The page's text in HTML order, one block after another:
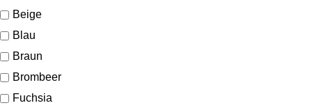
Beige
Blau
Braun
Brombeer
Fuchsia